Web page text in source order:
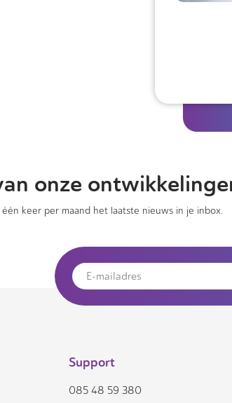
onze
keer per maand het laatste nieuws in je inbox.
Support
085 48 59 380